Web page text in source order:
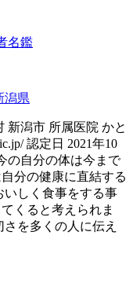
名鑑
潟県
新潟市 所属医院 かと
認定日 2021年10
の自分の体は今まで
分の健康に直結する
いしく食事をする事
くると考えられま
を多くの人に伝え